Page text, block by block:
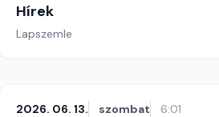
Hírek
Lapszemle
2026. 06. 13. szombat 6:01